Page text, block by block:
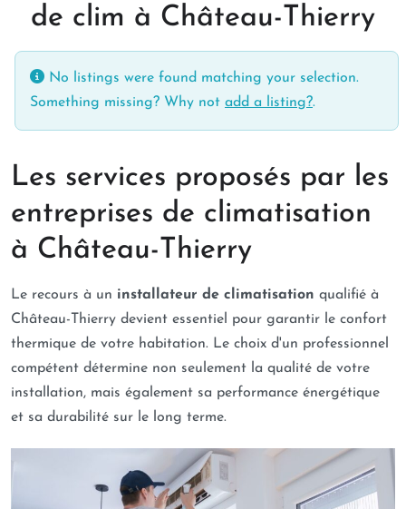
de clim à Château-Thierry
No listings were found matching your selection.
Something missing? Why not add a listing?.
Les services proposés par les
entreprises de climatisation
à Château-Thierry
Le recours à un installateur de climatisation qualifié à
Château-Thierry devient essentiel pour garantir le confort
thermique de votre habitation. Le choix d'un professionnel
compétent détermine non seulement la qualité de votre
installation, mais également sa performance énergétique
et sa durabilité sur le long terme.